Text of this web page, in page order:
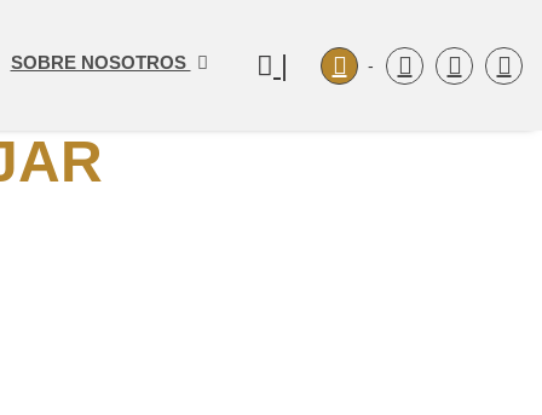
SOBRE NOSOTROS | -